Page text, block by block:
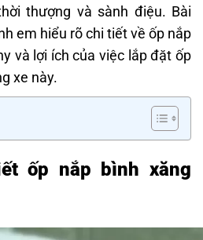
thượng và sành điệu. Bài
em hiểu rõ chi tiết về ốp nắp
và lợi ích của việc lắp đặt ốp
xe này.
ốp nắp bình xăng